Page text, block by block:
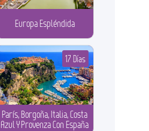
Europa Espléndida
París, Borgoña, Italia, Costa
Azul Y Provenza Con España
17 Días